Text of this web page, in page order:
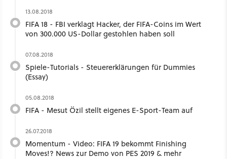
13.08.2018
FIFA 18 - FBI verklagt Hacker, der FIFA-Coins im Wert
von 300.000 US-Dollar gestohlen haben soll
07.08.2018
Spiele-Tutorials - Steuererklärungen für Dummies
(Essay)
05.08.2018
FIFA - Mesut Özil stellt eigenes E-Sport-Team auf
26.07.2018
Momentum - Video: FIFA 19 bekommt Finishing
Moves!? News zur Demo von PES 2019 & mehr